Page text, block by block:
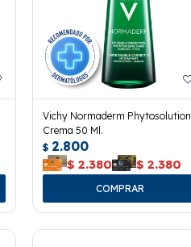
Vichy Normaderm Phytosolution
Crema 50 Ml.
$ 2.800
$ 2.380 $ 2.380